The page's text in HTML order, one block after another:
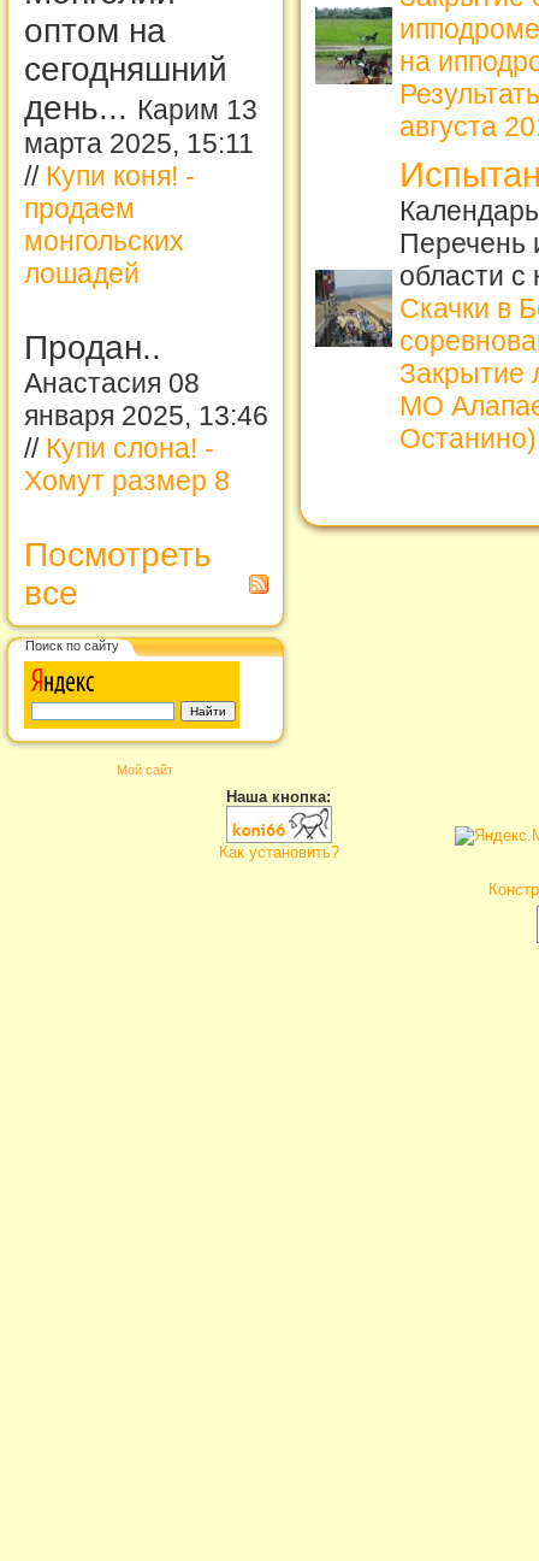
оптом на
сегодняшний
день... Карим 13
марта 2025, 15:11
// Купи коня! -
продаем
монгольских
лошадей
Продан..
Анастасия 08
января 2025, 13:46
// Купи слона! -
Хомут размер 8
Посмотреть
все
Поиск по сайту
Мой сайт
ипподроме
на
августа
Перечень
области с
Скачки в
Закрытие
МО
Останино)
Наша кнопка:
Как установить?